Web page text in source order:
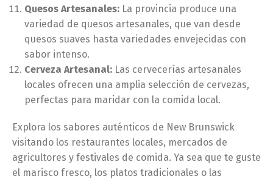
Quesos Artesanales: La provincia produce una
variedad de quesos artesanales, que van desde
quesos suaves hasta variedades envejecidas con
sabor intenso.
Cerveza Artesanal: Las cervecerías artesanales
locales ofrecen una amplia selección de cervezas,
perfectas para maridar con la comida local.
Explora los sabores auténticos de New Brunswick
visitando los restaurantes locales, mercados de
agricultores y festivales de comida. Ya sea que te guste
el marisco fresco, los platos tradicionales o las